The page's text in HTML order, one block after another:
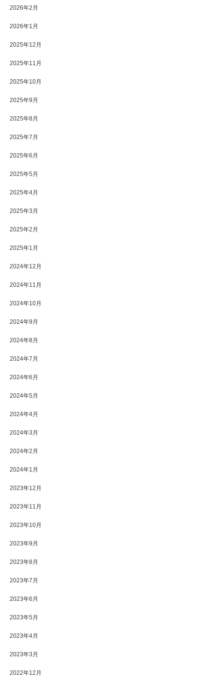
2026年2月
2026年1月
2025年12月
2025年11月
2025年10月
2025年9月
2025年8月
2025年7月
2025年6月
2025年5月
2025年4月
2025年3月
2025年2月
2025年1月
2024年12月
2024年11月
2024年10月
2024年9月
2024年8月
2024年7月
2024年6月
2024年5月
2024年4月
2024年3月
2024年2月
2024年1月
2023年12月
2023年11月
2023年10月
2023年9月
2023年8月
2023年7月
2023年6月
2023年5月
2023年4月
2023年3月
2022年12月